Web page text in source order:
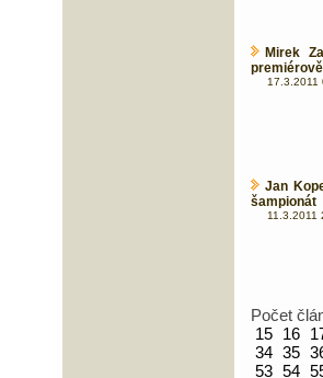
Mirek
17.3.2011
Jan
šampionát
11.3.2011
Počet
15 16
34 35
53 54